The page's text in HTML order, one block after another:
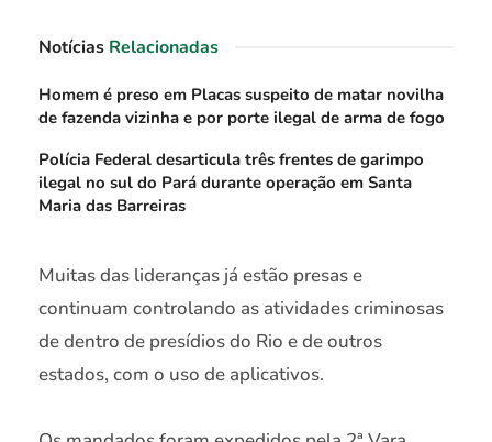
Notícias Relacionadas
Homem é preso em Placas suspeito de matar novilha
de fazenda vizinha e por porte ilegal de arma de fogo
Polícia Federal desarticula três frentes de garimpo
ilegal no sul do Pará durante operação em Santa
Maria das Barreiras
Muitas das lideranças já estão presas e
continuam controlando as atividades criminosas
de dentro de presídios do Rio e de outros
estados, com o uso de aplicativos.